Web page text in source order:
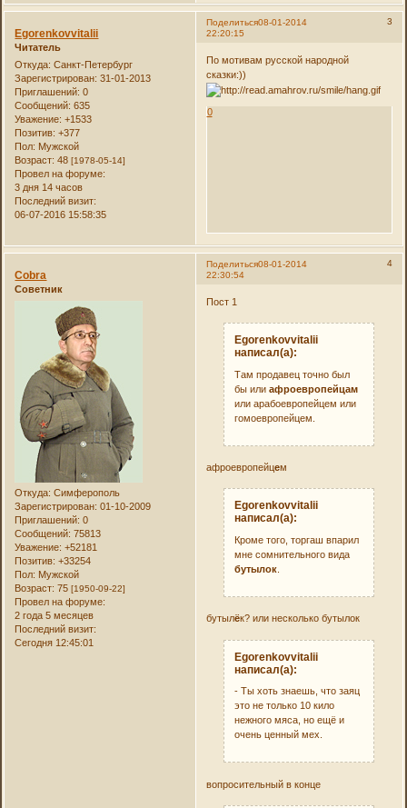
Поделиться 3
08-01-2014
22:20:15
Egorenkovvitalii
Читатель
Откуда: Санкт-Петербург
Зарегистрирован: 31-01-2013
Приглашений: 0
Сообщений: 635
Уважение: +1533
Позитив: +377
Пол: Мужской
Возраст: 48[1978-05-14]
Провел на форуме:
3 дня 14 часов
Последний визит:
06-07-2016 15:58:35
По мотивам русской народной
сказки:))
0
Поделиться 4
08-01-2014
22:30:54
Cobra
Советник
Откуда: Симферополь
Зарегистрирован: 01-10-2009
Приглашений: 0
Сообщений: 75813
Уважение: +52181
Позитив: +33254
Пол: Мужской
Возраст: 75[1950-09-22]
Провел на форуме:
2 года 5 месяцев
Последний визит:
Сегодня 12:45:01
Пост 1
Egorenkovvitalii
написал(а):
Там продавец точно был
бы илиафроевропейцам
или арабоевропейцем или
гомоевропейцем.
афроевропейцем
Egorenkovvitalii
написал(а):
Кроме того, торгаш впарил
мне сомнительного вида
бутылок
бутылёк? или несколько бутылок
Egorenkovvitalii
написал(а):
- Ты хоть знаешь, что заяц
это не только 10 кило
нежного мяса, но ещё и
очень ценный мех.
вопросительный в конце